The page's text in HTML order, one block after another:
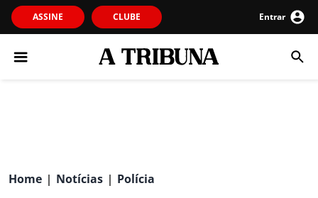
ASSINE CLUBE Entrar
Home | Notícias | Polícia